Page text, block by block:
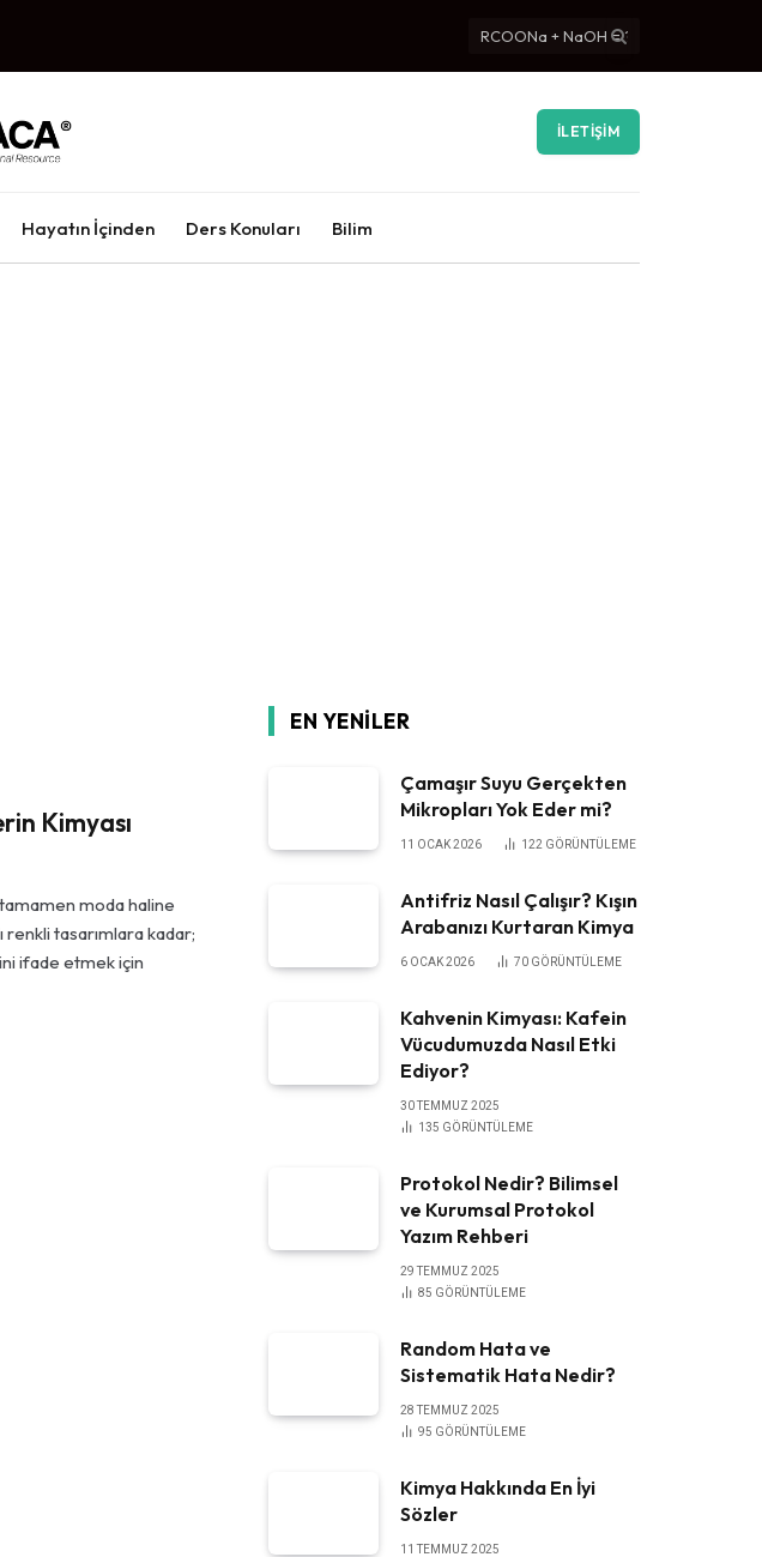
İLETIŞIM
Hayatın İçinden Ders Konuları Bilim
Kimyası
moda haline
renkli tasarımlara kadar;
ifade etmek için
EN YENILER
Çamaşır Suyu Gerçekten
Mikropları Yok Eder mi?
11 OCAK 2026 122 GÖRÜNTÜLEME
Antifriz Nasıl Çalışır? Kışın
Arabanızı Kurtaran Kimya
6 OCAK 2026 70 GÖRÜNTÜLEME
Kahvenin Kimyası: Kafein
Vücudumuzda Nasıl Etki
Ediyor?
30 TEMMUZ 2025
135 GÖRÜNTÜLEME
Protokol Nedir? Bilimsel
ve Kurumsal Protokol
Yazım Rehberi
29 TEMMUZ 2025
85 GÖRÜNTÜLEME
Random Hata ve
Sistematik Hata Nedir?
28 TEMMUZ 2025
95 GÖRÜNTÜLEME
Kimya Hakkında En İyi
Sözler
11 TEMMUZ 2025